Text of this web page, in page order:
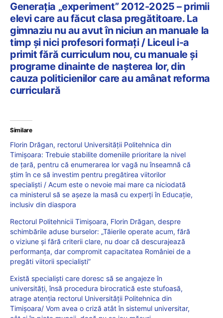
Generația „experiment” 2012-2025 – primii
elevi care au făcut clasa pregătitoare. La
gimnaziu nu au avut în niciun an manuale la
timp și nici profesori formați / Liceul i-a
primit fără curriculum nou, cu manuale și
programe dinainte de nașterea lor, din
cauza politicienilor care au amânat reforma
curriculară
Similare
Florin Drăgan, rectorul Universității Politehnica din
Timișoara: Trebuie stabilite domeniile prioritare la nivel
de țară, pentru că enumerarea lor vagă nu înseamnă că
știm în ce să investim pentru pregătirea viitorilor
specialiști / Acum este o nevoie mai mare ca niciodată
ca ministerul să se așeze la masă cu experți în Educație,
inclusiv din diaspora
Rectorul Politehnicii Timișoara, Florin Drăgan, despre
schimbările aduse burselor: „Tăierile operate acum, fără
o viziune și fără criterii clare, nu doar că descurajează
performanța, dar compromit capacitatea României de a
pregăti viitorii specialiști”
Există specialişti care doresc să se angajeze în
universităţi, însă procedura birocratică este stufoasă,
atrage atenția rectorul Universității Politehnica din
Timișoara/ Vom avea o criză atât în sistemul universitar,